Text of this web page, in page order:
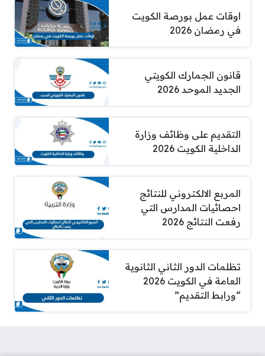
اوقات عمل بورصة الكويت
في رمضان 2026
قانون الجمارك الكويتي
الجديد الموحد 2026
التقديم على وظائف وزارة
الداخلية الكويت 2026
المربع الالكتروني للنتائج
احصائيات المدارس التي
رفعت النتائج 2026
تظلمات الدور الثاني الثانوية
العامة في الكويت 2026
“ورابط التقديم”